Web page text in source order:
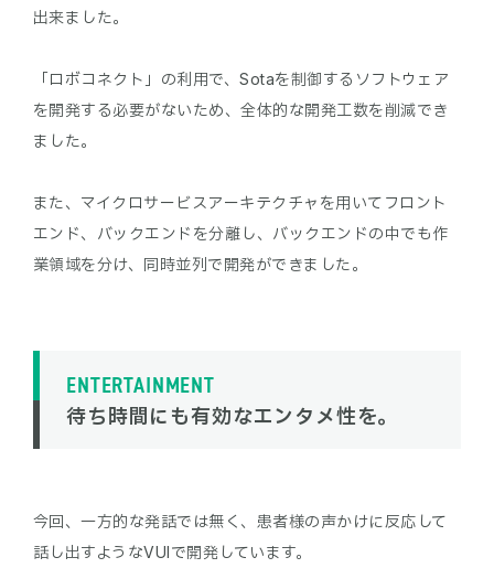
出来ました。
「ロボコネクト」の利用で、Sotaを制御するソフトウェア
を開発する必要がないため、全体的な開発工数を削減でき
ました。
また、マイクロサービスアーキテクチャを用いてフロント
エンド、バックエンドを分離し、バックエンドの中でも作
ENTERTAINMENT
待ち時間にも有効なエンタメ性を。
今回、一方的な発話では無く、患者様の声かけに反応して
話し出すようなVUIで開発しています。